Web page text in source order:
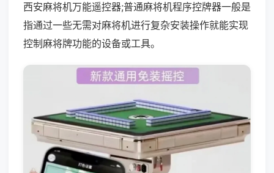
西安麻将机万能遥控器;普通麻将机程序控牌器一般是
指通过一些无需对麻将机进行复杂安装操作就能实现
控制麻将牌功能的设备或工具。